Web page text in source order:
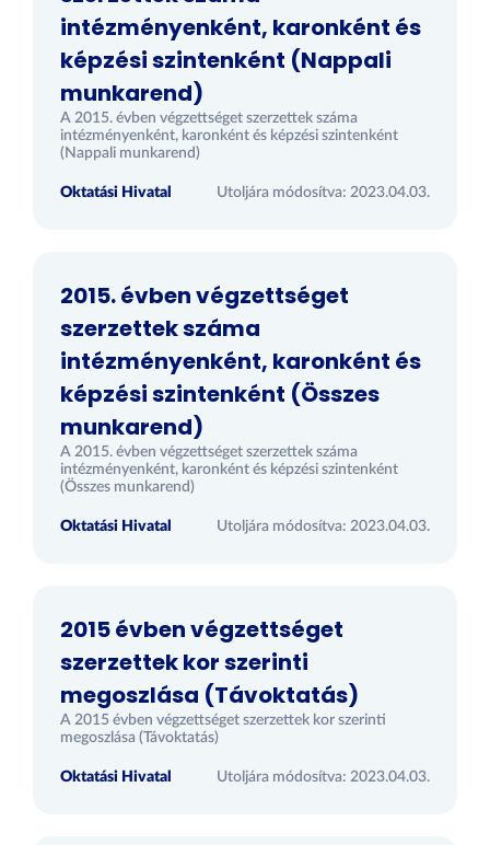
intézményenként, karonként és
képzési szintenként (Nappali
munkarend)
A 2015. évben végzettséget szerzettek száma
intézményenként, karonként és képzési szintenként
(Nappali munkarend)
Oktatási Hivatal Utoljára módosítva: 2023.04.03.
2015. évben végzettséget
szerzettek száma
intézményenként, karonként és
képzési szintenként (Összes
munkarend)
A 2015. évben végzettséget szerzettek száma
intézményenként, karonként és képzési szintenként
(Összes munkarend)
Oktatási Hivatal Utoljára módosítva: 2023.04.03.
2015 évben végzettséget
szerzettek kor szerinti
megoszlása (Távoktatás)
A 2015 évben végzettséget szerzettek kor szerinti
megoszlása (Távoktatás)
Oktatási Hivatal Utoljára módosítva: 2023.04.03.